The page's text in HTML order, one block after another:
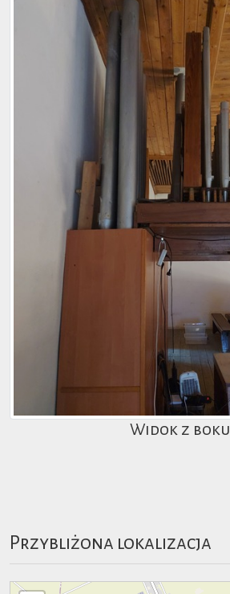
Widok z boku
Przybliżona lokalizacja